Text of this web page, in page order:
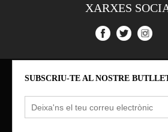
XARXES
Aquest lloc web emmagatzema dades com galetes
configuració en qualsevol moment o acceptar els
política de cookies
SUBSCRIU-TE AL NOSTRE